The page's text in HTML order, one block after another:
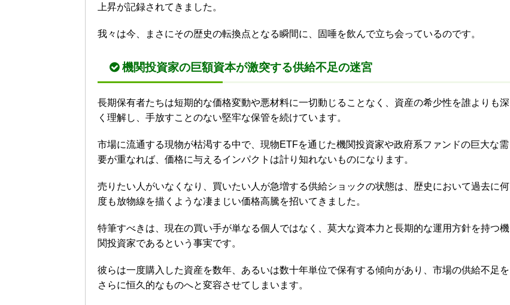
上昇が記録されてきました。
我々は今、まさにその歴史の転換点となる瞬間に、固唾を飲んで立ち会っているのです。
機関投資家の巨額資本が激突する供給不足の迷宮
長期保有者たちは短期的な価格変動や悪材料に一切動じることなく、資産の希少性を誰よりも深
く理解し、手放すことのない堅牢な保管を続けています。
市場に流通する現物が枯渇する中で、現物ETFを通じた機関投資家や政府系ファンドの巨大な需
要が重なれば、価格に与えるインパクトは計り知れないものになります。
売りたい人がいなくなり、買いたい人が急増する供給ショックの状態は、歴史において過去に何
度も放物線を描くような凄まじい価格高騰を招いてきました。
特筆すべきは、現在の買い手が単なる個人ではなく、莫大な資本力と長期的な運用方針を持つ機
関投資家であるという事実です。
彼らは一度購入した資産を数年、あるいは数十年単位で保有する傾向があり、市場の供給不足を
さらに恒久的なものへと変容させてしまいます。